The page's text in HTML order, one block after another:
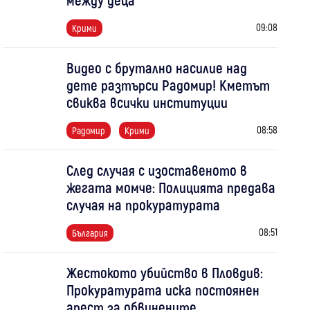
Крими 09:08
Видео с брутално насилие над
дете разтърси Радомир! Кметът
свиква всички институции
Радомир Крими 08:58
След случая с изоставеното в
жегата момче: Полицията предава
случая на прокуратурата
България 08:51
Жестокото убийство в Пловдив:
Прокуратурата иска постоянен